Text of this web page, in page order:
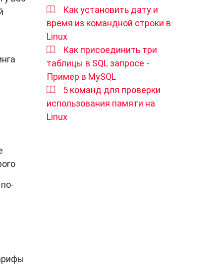
Как установить дату и
время из командной строки в
Linux
Как присоединить три
таблицы в SQL запросе -
Пример в MySQL
5 команд для проверки
использования памяти на
Linux